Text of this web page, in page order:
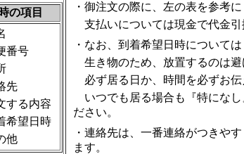
の項目
号
先
る内容
望日時
他
・御注文の際に、左の表を参考
支払いについては現金で代金引
・なお、到着希望日時については
生き物のため、放置するのは避
必ず居る日か、時間を必ずお伝
いつでも居る場合も『特になし
ださい。
・連絡先は、一番連絡がつきや
ます。